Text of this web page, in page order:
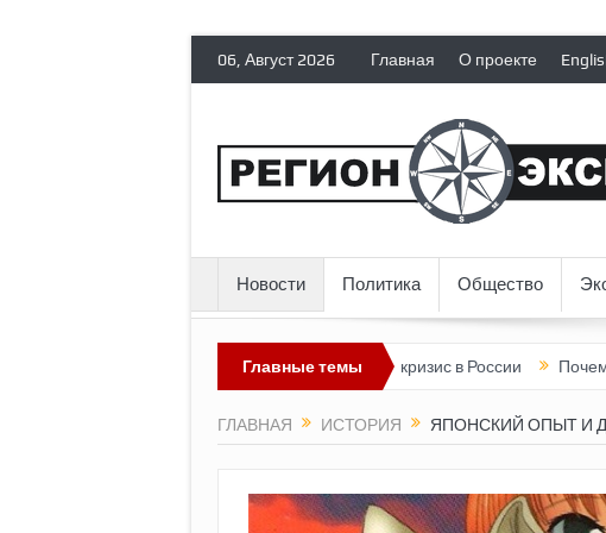
06, Август 2026 Главная О проекте
Новости Политика Общество
Главные темы
Топливный кризис в России Почему нынешняя
ГЛАВНАЯ ИСТОРИЯ ЯПОНСКИЙ ОПЫТ И